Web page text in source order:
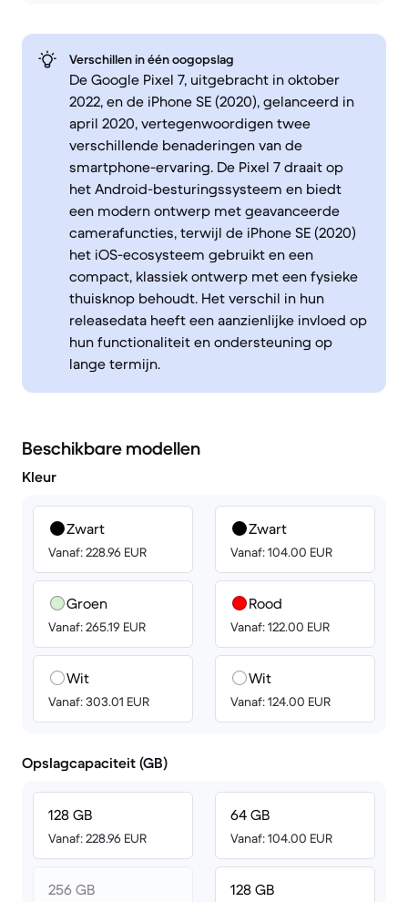
Verschillen in één oogopslag
De Google Pixel 7, uitgebracht in oktober
2022, en de iPhone SE (2020), gelanceerd in
april 2020, vertegenwoordigen twee
verschillende benaderingen van de
smartphone-ervaring. De Pixel 7 draait op
het Android-besturingssysteem en biedt
een modern ontwerp met geavanceerde
camerafuncties, terwijl de iPhone SE (2020)
het iOS-ecosysteem gebruikt en een
compact, klassiek ontwerp met een fysieke
thuisknop behoudt. Het verschil in hun
releasedata heeft een aanzienlijke invloed op
hun functionaliteit en ondersteuning op
lange termijn.
Beschikbare modellen
Kleur
Zwart
Vanaf: 228.96 EUR
Groen
Vanaf: 265.19 EUR
Wit
Vanaf: 303.01 EUR
Zwart
Vanaf: 104.00 EUR
Rood
Vanaf: 122.00 EUR
Wit
Vanaf: 124.00 EUR
Opslagcapaciteit (GB)
128 GB
Vanaf: 228.96 EUR
256 GB
64 GB
Vanaf: 104.00 EUR
128 GB